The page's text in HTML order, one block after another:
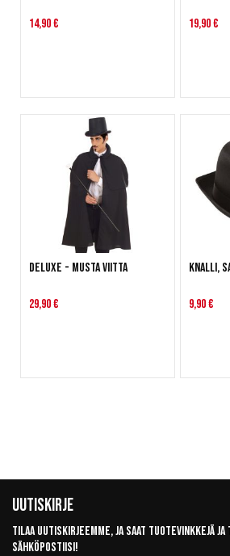
14,90 € 19,90 €
Deluxe - Musta viitta
29,90 €
Knalli,
9,90 €
Uutiskirje
Tilaa uutiskirjeemme, ja saat tuotevinkkejä
sähköpostiisi!